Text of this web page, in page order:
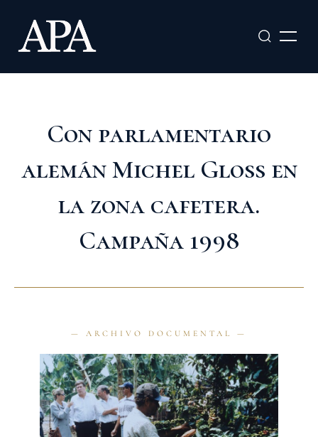
contenido
Con parlamentario
alemán Michel Gloss en
la zona cafetera.
Campaña 1998